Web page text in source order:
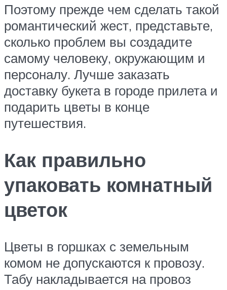
Поэтому прежде чем сделать такой
романтический жест, представьте,
сколько проблем вы создадите
самому человеку, окружающим и
персоналу. Лучше заказать
доставку букета в городе прилета и
подарить цветы в конце
путешествия.
Как правильно
упаковать комнатный
цветок
Цветы в горшках с земельным
комом не допускаются к провозу.
Табу накладывается на провоз